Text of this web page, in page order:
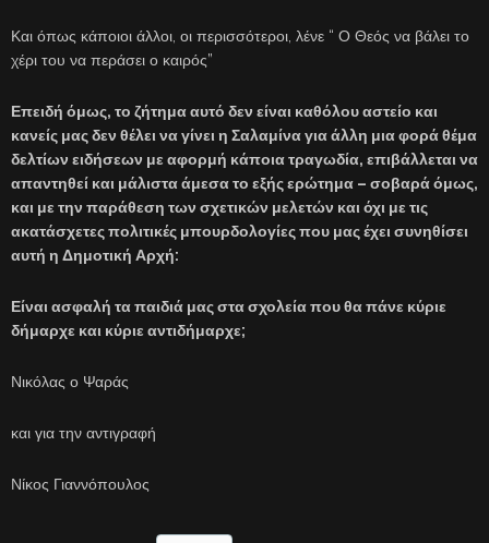
Και όπως κάποιοι άλλοι, οι περισσότεροι, λένε “ Ο Θεός να βάλει το
χέρι του να περάσει ο καιρός”
Επειδή όμως, το ζήτημα αυτό δεν είναι καθόλου αστείο και
κανείς μας δεν θέλει να γίνει η Σαλαμίνα για άλλη μια φορά θέμα
δελτίων ειδήσεων με αφορμή κάποια τραγωδία, επιβάλλεται να
απαντηθεί και μάλιστα άμεσα το εξής ερώτημα – σοβαρά όμως,
και με την παράθεση των σχετικών μελετών και όχι με τις
ακατάσχετες πολιτικές μπουρδολογίες που μας έχει συνηθίσει
αυτή η Δημοτική Αρχή:
Είναι ασφαλή τα παιδιά μας στα σχολεία που θα πάνε κύριε
δήμαρχε και κύριε αντιδήμαρχε;
Νικόλας ο Ψαράς
και για την αντιγραφή
Νίκος Γιαννόπουλος